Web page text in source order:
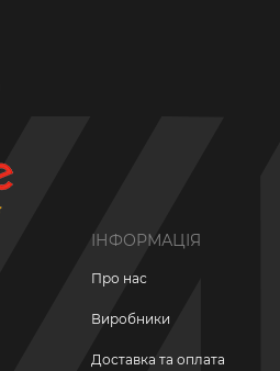
ІНФОРМАЦІЯ
Про нас
Виробники
Доставка та оплата